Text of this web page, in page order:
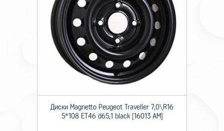
Диски Magnetto Peugeot Traveller 7,0\R16
5*108 ET46 d65,1 black [16013 AM]